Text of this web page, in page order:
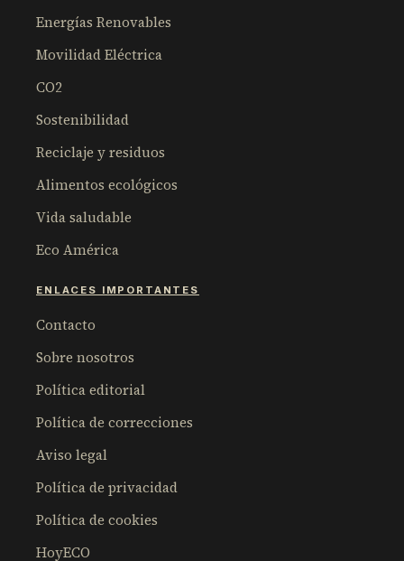
Energías Renovables
Movilidad Eléctrica
CO2
Sostenibilidad
Reciclaje y residuos
Alimentos ecológicos
Vida saludable
Eco América
ENLACES IMPORTANTES
Contacto
Sobre nosotros
Política editorial
Política de correcciones
Aviso legal
Política de privacidad
Política de cookies
HoyECO